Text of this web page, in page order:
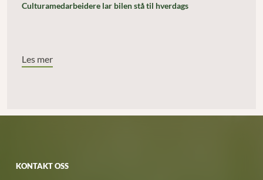
Culturamedarbeidere lar bilen stå til hverdags
Les mer
KONTAKT OSS